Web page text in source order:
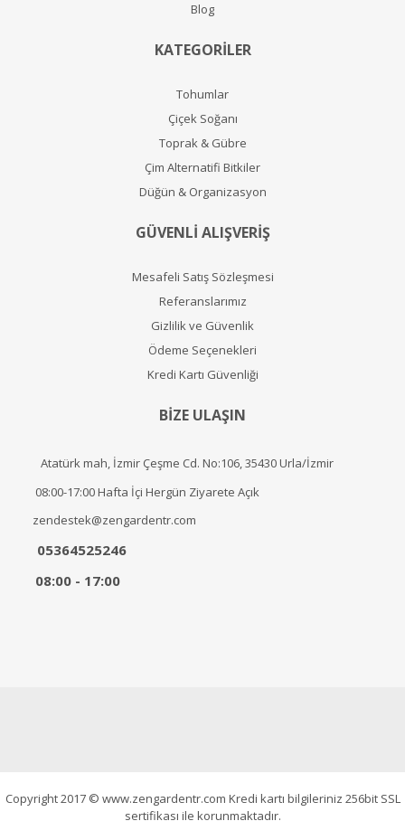
Blog
KATEGORİLER
Tohumlar
Çiçek Soğanı
Toprak & Gübre
Çim Alternatifi Bitkiler
Düğün & Organizasyon
GÜVENLİ ALIŞVERİŞ
Mesafeli Satış Sözleşmesi
Referanslarımız
Gizlilik ve Güvenlik
Ödeme Seçenekleri
Kredi Kartı Güvenliği
BİZE ULAŞIN
Atatürk mah, İzmir Çeşme Cd. No:106, 35430 Urla/İzmir
08:00-17:00 Hafta İçi Hergün Ziyarete Açık
zendestek@zengardentr.com
05364525246
08:00 - 17:00
Copyright 2017 © www.zengardentr.com Kredi kartı bilgileriniz 256bit SSL
sertifikası ile korunmaktadır.